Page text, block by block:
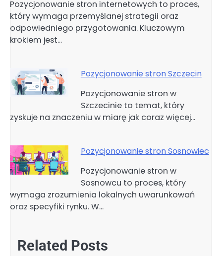
Pozycjonowanie stron internetowych to proces,
który wymaga przemyślanej strategii oraz
odpowiedniego przygotowania. Kluczowym
krokiem jest…
Pozycjonowanie stron Szczecin
Pozycjonowanie stron w
Szczecinie to temat, który
zyskuje na znaczeniu w miarę jak coraz więcej…
Pozycjonowanie stron Sosnowiec
Pozycjonowanie stron w
Sosnowcu to proces, który
wymaga zrozumienia lokalnych uwarunkowań
oraz specyfiki rynku. W…
Related Posts